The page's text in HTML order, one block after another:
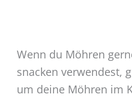
Wenn du Möhren
snacken verwendest,
um deine Möhren im